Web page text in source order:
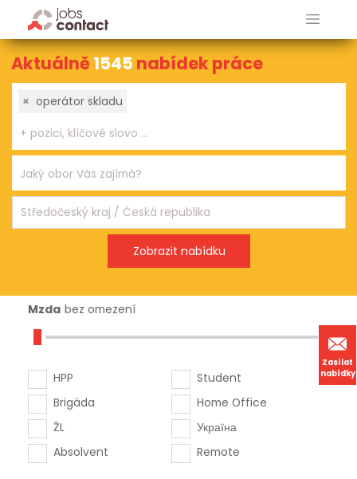
Zasílat
nabídky
Aktuálně1545 nabídek práce
× operátor skladu
Mzda bez omezení
HPP
Brigáda
ŽL
Absolvent
Student
Home Office
Україна
Remote